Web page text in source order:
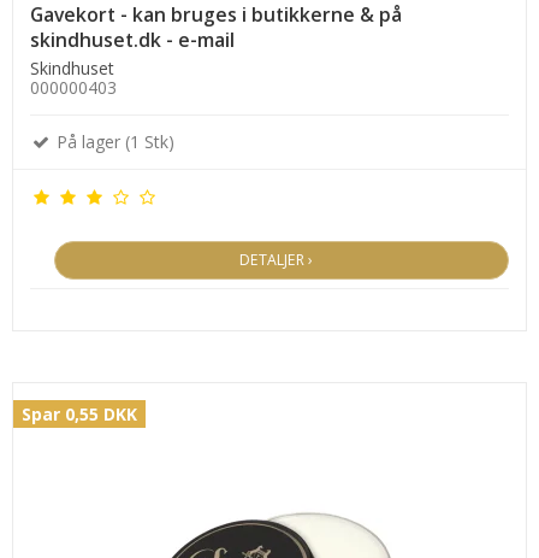
Gavekort - kan bruges i butikkerne & på
skindhuset.dk - e-mail
Skindhuset
000000403
På lager (1 Stk)
DETALJER ›
Spar 0,55 DKK